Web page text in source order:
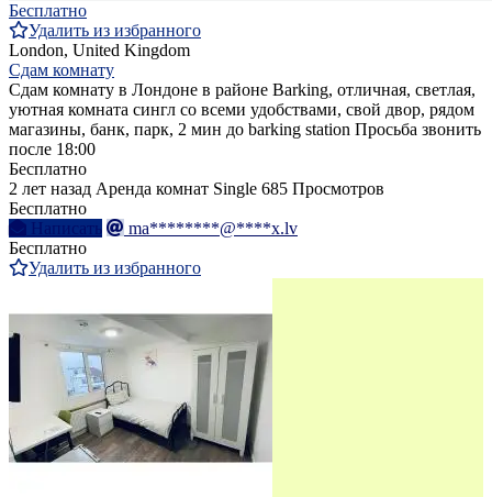
Бесплатно
Удалить из избранного
London, United Kingdom
Сдам комнату
Сдам комнату в Лондоне в районе Barking, отличная, светлая,
уютная комната сингл со всеми удобствами, свой двор, рядом
магазины, банк, парк, 2 мин до barking station Просьба звонить
после 18:00
Бесплатно
2 лет назад Аренда комнат Single 685 Просмотров
Бесплатно
Написать
ma********@****x.lv
Бесплатно
Удалить из избранного